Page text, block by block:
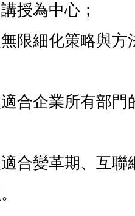
授為中心；
限細化策略與方
合企業所有部門
合變革期、互聯